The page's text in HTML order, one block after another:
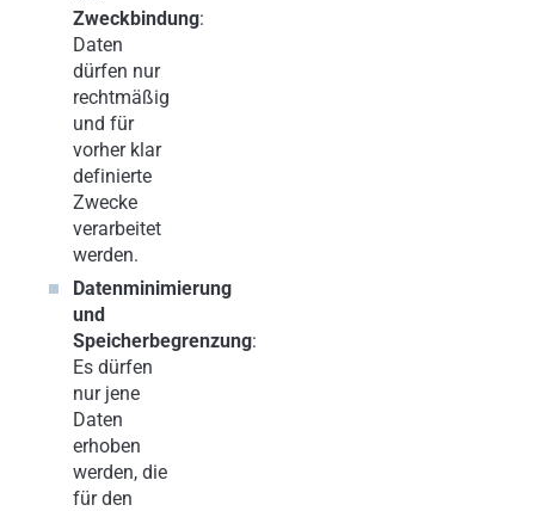
Zweckbindung:
Daten
dürfen nur
rechtmäßig
und für
vorher klar
definierte
Zwecke
verarbeitet
werden.
Datenminimierung
und
Speicherbegrenzung:
Es dürfen
nur jene
Daten
erhoben
werden, die
für den